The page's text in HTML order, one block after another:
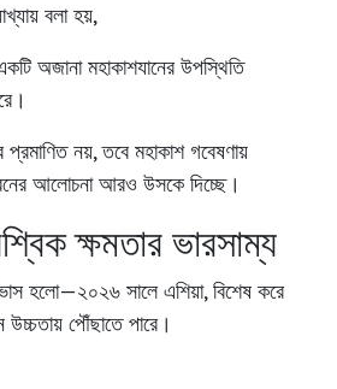
বলা হয়,
অজানা মহাকাশযানের উপস্থিতি
প্রমাণিত নয়, তবে মহাকাশ গবেষণায়
আলোচনা আরও উসকে দিচ্ছে।
ক্ষমতার ভারসাম্য
হলো—২০২৬ সালে এশিয়া, বিশেষ করে
উচ্চতায় পৌঁছাতে পারে।